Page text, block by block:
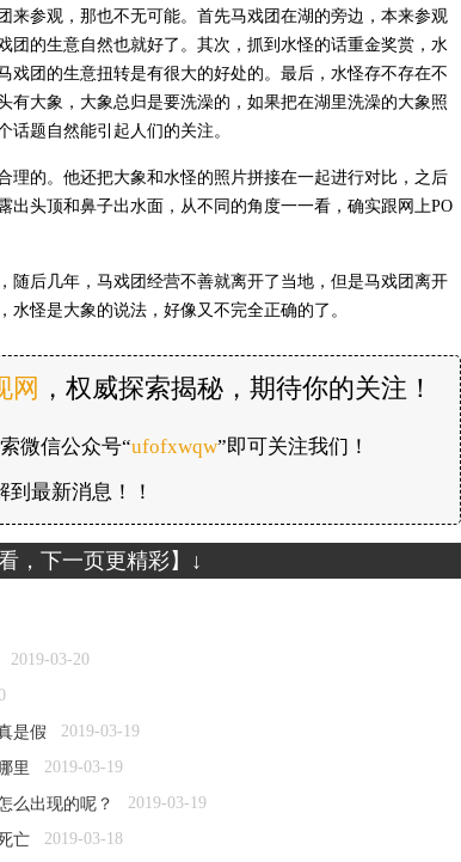
来参观，那也不无可能。首先马戏团在湖的旁边，本来参观
团的生意自然也就好了。其次，抓到水怪的话重金奖赏，水
戏团的生意扭转是有很大的好处的。最后，水怪存不存在不
有大象，大象总归是要洗澡的，如果把在湖里洗澡的大象照
话题自然能引起人们的关注。
理的。他还把大象和水怪的照片拼接在一起进行对比，之后
出头顶和鼻子出水面，从不同的角度一一看，确实跟网上PO
随后几年，马戏团经营不善就离开了当地，但是马戏团离开
怪是大象的说法，好像又不完全正确的了。
网 ，权威探索揭秘，期待你的关注！
微信公众号“ufofxwqw”即可关注我们！
最新消息！！
，下一页更精彩】↓
2019-03-20
是假 2019-03-19
里 2019-03-19
么出现的呢？ 2019-03-19
亡 2019-03-18